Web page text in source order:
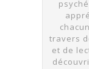
travers
et de